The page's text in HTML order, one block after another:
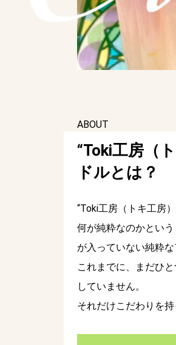
ABOUT
“Toki工房（
ドルとは？
“Toki工房（トキ工房
何が純粋なのかとい
が入っていない純粋
これまでに、まだひ
していません。
それだけこだわりを持